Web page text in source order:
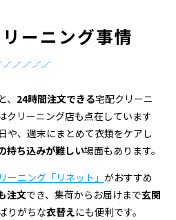
ーニング事情
24時間注文できる宅配クリーニ
クリーニング店も点在しています
や、週末にまとめて衣類をケアし
持ち込みが難しい場面もあります。
ーニング「リネット」 がおすすめ
注文でき、集荷からお届けまで玄関
りがちな衣替えにも便利です。